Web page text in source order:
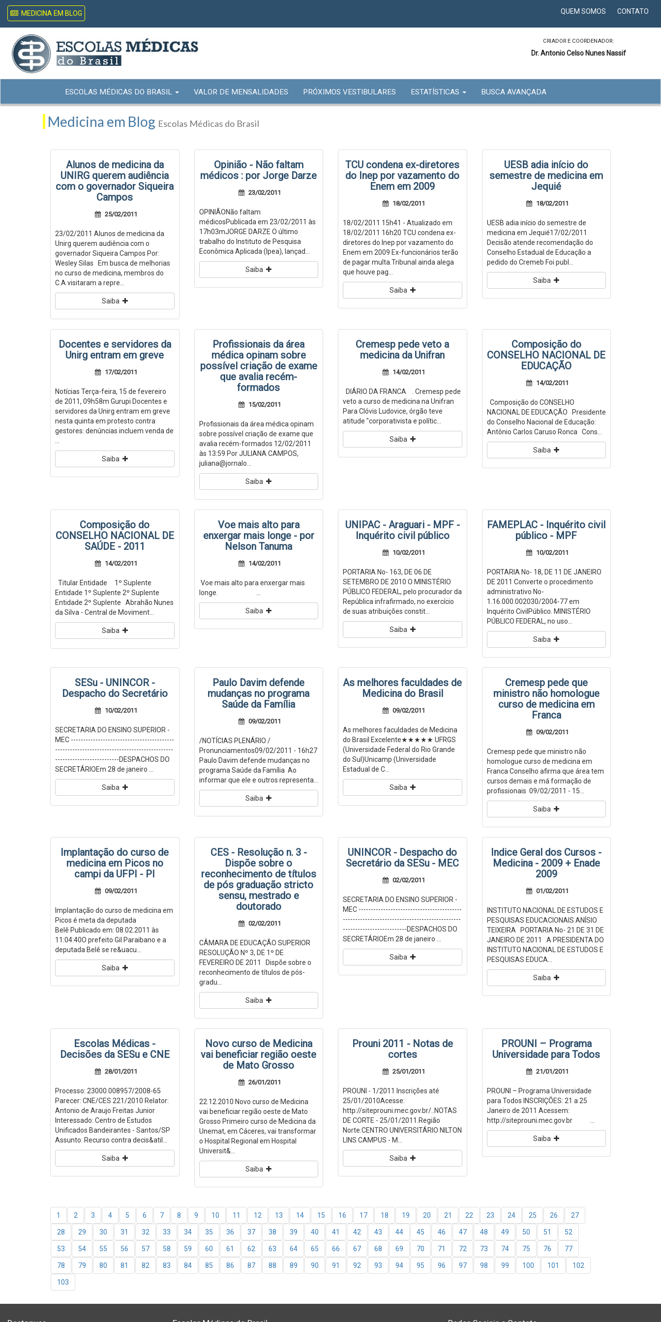
MEDICINA EM BLOG QUEM SOMOS CONTATO
CRIADOR E COORDENADOR:
Dr. Antonio Celso Nunes Nassif
ESCOLAS MÉDICAS DO BRASIL VALOR DE MENSALIDADES PRÓXIMOS VESTIBULARES ESTATÍSTICAS BUSCA AVANÇADA
Medicina em Blog Escolas Médicas do Brasil
Alunos de medicina da
UNIRG querem audiência
com o governador Siqueira
Campos
25/02/2011
23/02/2011 Alunos de medicina da
Unirg querem audiência com o
governador Siqueira Campos Por:
Wesley Silas Em busca de melhorias
no curso de medicina, membros do
C.A visitaram a repre...
Saiba
Opinião - Não faltam
médicos : por Jorge Darze
23/02/2011
OPINIÃONão faltam
médicosPublicada em 23/02/2011 às
17h03mJORGE DARZE O último
trabalho do Instituto de Pesquisa
Econômica Aplicada (Ipea), lançad...
Saiba
TCU condena ex-diretores
do Inep por vazamento do
Enem em 2009
18/02/2011
18/02/2011 15h41 - Atualizado em
18/02/2011 16h20 TCU condena ex-
diretores do Inep por vazamento do
Enem em 2009 Ex-funcionários terão
de pagar multa.Tribunal ainda alega
que houve pag...
Saiba
UESB adia início do
semestre de medicina em
Jequié
18/02/2011
UESB adia início do semestre de
medicina em Jequié17/02/2011
Decisão atende recomendação do
Conselho Estadual de Educação a
pedido do Cremeb Foi publ...
Saiba
Docentes e servidores da
Unirg entram em greve
17/02/2011
Notícias Terça-feira, 15 de fevereiro
de 2011, 09h58m Gurupi Docentes e
servidores da Unirg entram em greve
nesta quinta em protesto contra
gestores: denúncias incluem venda de
Saiba
Profissionais da área
médica opinam sobre
possível criação de exame
que avalia recém-
formados
15/02/2011
Profissionais da área médica opinam
sobre possível criação de exame que
avalia recém-formados 12/02/2011
às 13:59 Por JULIANA CAMPOS,
juliana@jornalo...
Saiba
Cremesp pede veto a
medicina da Unifran
14/02/2011
DIÁRIO DA FRANCA . Cremesp pede
veto a curso de medicina na Unifran
Para Clóvis Ludovice, órgão teve
atitude "corporativista e polític...
Saiba
Composição do
CONSELHO NACIONAL DE
EDUCAÇÃO
14/02/2011
Composição do CONSELHO
NACIONAL DE EDUCAÇÃO Presidente
do Conselho Nacional de Educação:
Antônio Carlos Caruso Ronca Cons...
Saiba
Composição do
CONSELHO NACIONAL DE
SAÚDE - 2011
14/02/2011
Titular Entidade 1º Suplente
Entidade 1º Suplente 2º Suplente
Entidade 2º Suplente Abrahão Nunes
da Silva - Central de Moviment...
Saiba
Voe mais alto para
enxergar mais longe - por
Nelson Tanuma
14/02/2011
Voe mais alto para enxergar mais
longe. ...
Saiba
UNIPAC - Araguari - MPF -
Inquérito civil público
10/02/2011
PORTARIA No- 163, DE 06 DE
SETEMBRO DE 2010 O MINISTÉRIO
PÚBLICO FEDERAL, pelo procurador da
República infrafirmado, no exercício
de suas atribuições constit...
Saiba
FAMEPLAC - Inquérito civil
público - MPF
10/02/2011
PORTARIA No- 18, DE 11 DE JANEIRO
DE 2011 Converte o procedimento
administrativo No-
1.16.000.002030/2004-77 em
Inquérito CivilPúblico. MINISTÉRIO
PÚBLICO FEDERAL, no uso...
Saiba
SESu - UNINCOR -
Despacho do Secretário
10/02/2011
SECRETARIA DO ENSINO SUPERIOR -
MEC ------------------------------------------
------------------------------------------------
--------------------------DESPACHOS DO
SECRETÁRIOEm 28 de janeiro ...
Saiba
Paulo Davim defende
mudanças no programa
Saúde da Família
09/02/2011
/NOTÍCIAS PLENÁRIO /
Pronunciamentos09/02/2011 - 16h27
Paulo Davim defende mudanças no
programa Saúde da Família Ao
informar que ele e outros representa...
Saiba
As melhores faculdades de
Medicina do Brasil
09/02/2011
As melhores faculdades de Medicina
do Brasil Excelente★★★★★ UFRGS
(Universidade Federal do Rio Grande
do Sul)Unicamp (Universidade
Estadual de C...
Saiba
Cremesp pede que
ministro não homologue
curso de medicina em
Franca
09/02/2011
Cremesp pede que ministro não
homologue curso de medicina em
Franca Conselho afirma que área tem
cursos demais e má formação de
profissionais 09/02/2011 - 15...
Saiba
Implantação do curso de
medicina em Picos no
campi da UFPI - PI
09/02/2011
Implantação do curso de medicina em
Picos é meta da deputada
Belê Publicado em: 08.02.2011 às
11:04:40O prefeito Gil Paraibano e a
deputada Belê se re&uacu...
Saiba
CES - Resolução n. 3 -
Dispõe sobre o
reconhecimento de títulos
de pós graduação stricto
sensu, mestrado e
doutorado
02/02/2011
CÂMARA DE EDUCAÇÃO SUPERIOR
RESOLUÇÃO Nº 3, DE 1º DE
FEVEREIRO DE 2011 Dispõe sobre o
reconhecimento de títulos de pós-
gradu...
Saiba
UNINCOR - Despacho do
Secretário da SESu - MEC
02/02/2011
SECRETARIA DO ENSINO SUPERIOR -
MEC ------------------------------------------
------------------------------------------------
--------------------------DESPACHOS DO
SECRETÁRIOEm 28 de janeiro ...
Saiba
Indice Geral dos Cursos -
Medicina - 2009 + Enade
2009
01/02/2011
INSTITUTO NACIONAL DE ESTUDOS E
PESQUISAS EDUCACIONAIS ANÍSIO
TEIXEIRA PORTARIA No- 21 DE 31 DE
JANEIRO DE 2011 A PRESIDENTA DO
INSTITUTO NACIONAL DE ESTUDOS E
PESQUISAS EDUCA...
Saiba
Escolas Médicas -
Decisões da SESu e CNE
28/01/2011
Processo: 23000.008957/2008-65
Parecer: CNE/CES 221/2010 Relator:
Antonio de Araujo Freitas Junior
Interessado: Centro de Estudos
Unificados Bandeirantes - Santos/SP
Assunto: Recurso contra decis&atil...
Saiba
Novo curso de Medicina
vai beneficiar região oeste
de Mato Grosso
26/01/2011
22.12.2010 Novo curso de Medicina
vai beneficiar região oeste de Mato
Grosso Primeiro curso de Medicina da
Unemat, em Cáceres, vai transformar
o Hospital Regional em Hospital
Universit&...
Saiba
Prouni 2011 - Notas de
cortes
25/01/2011
PROUNI - 1/2011 Inscrições até
25/01/2010Acesse:
http://siteprouni.mec.gov.br/..NOTAS
DE CORTE - 25/01/2011.Região
Norte.CENTRO UNIVERSITÁRIO NILTON
LINS CAMPUS - M...
Saiba
PROUNI – Programa
Universidade para Todos
21/01/2011
PROUNI – Programa Universidade
para Todos INSCRIÇÕES: 21 a 25
Janeiro de 2011 Acessem:
http://siteprouni.mec.gov.br ...
Saiba
1 2 3 4 5 6 7 8 9 10 11 12 13 14 15 16 17 18 19 20 21 22 23 24 25 26 27
28 29 30 31 32 33 34 35 36 37 38 39 40 41 42 43 44 45 46 47 48 49 50 51 52
53 54 55 56 57 58 59 60 61 62 63 64 65 66 67 68 69 70 71 72 73 74 75 76 77
78 79 80 81 82 83 84 85 86 87 88 89 90 91 92 93 94 95 96 97 98 99 100 101 102
103